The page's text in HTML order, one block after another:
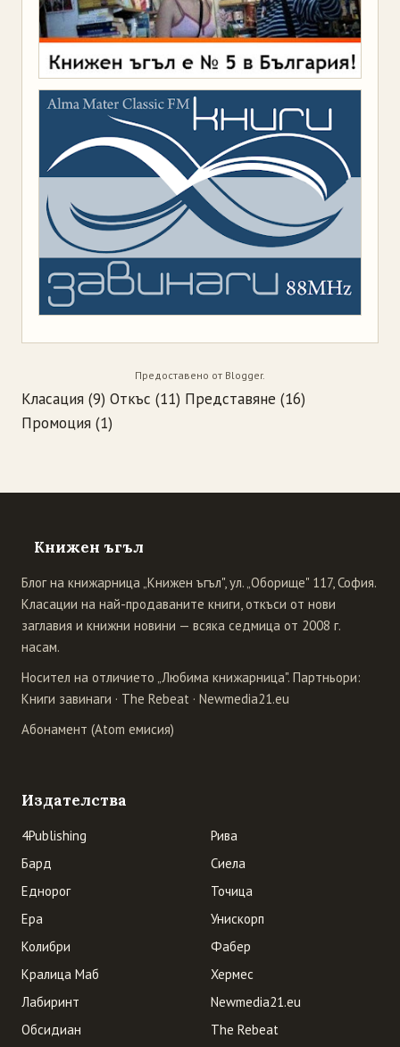
Предоставено от Blogger.
Класация (9) Откъс (11) Представяне (16)
Промоция (1)
Книжен ъгъл
Блог на книжарница „Книжен ъгъл", ул. „Оборище" 117, София.
Класации на най-продаваните книги, откъси от нови
заглавия и книжни новини — всяка седмица от 2008 г.
насам.
Носител на отличието „Любима книжарница". Партньори:
Книги завинаги · The Rebeat · Newmedia21.eu
Абонамент (Atom емисия)
Издателства
4Publishing
Бард
Еднорог
Ера
Колибри
Кралица Маб
Лабиринт
Обсидиан
Рива
Сиела
Точица
Унискорп
Фабер
Хермес
Newmedia21.eu
The Rebeat